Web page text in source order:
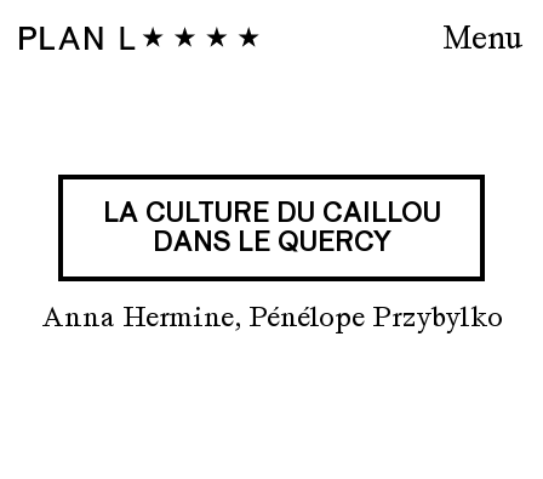
Menu
LA CULTURE DU CAILLOU
DANS LE QUERCY
Anna Hermine, Pénélope Przybylko